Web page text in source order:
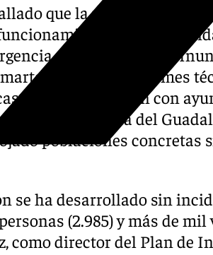
que la noche ha
funcionamiento» de las
ante el Riesgo de
martes, en base a informes
y en coordinación con
de la ribera del
poblaciones concretas
se ha desarrollado sin
personas (2.985) y más de
como director del Plan de